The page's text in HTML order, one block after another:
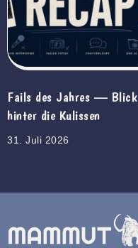
Fails des Jahres — Blick
hinter die Kulissen
31. Juli 2026